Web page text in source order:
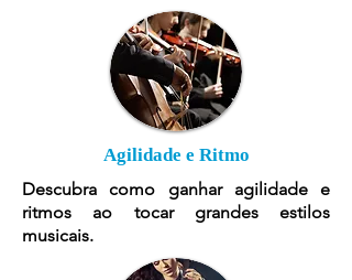
Agilidade e Ritmo
Descubra como ganhar agilidade e
ritmos ao tocar grandes estilos
musicais.